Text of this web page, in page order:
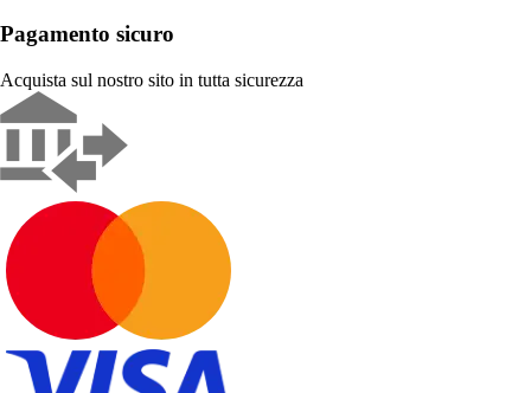
Pagamento sicuro
Acquista sul nostro sito in tutta sicurezza